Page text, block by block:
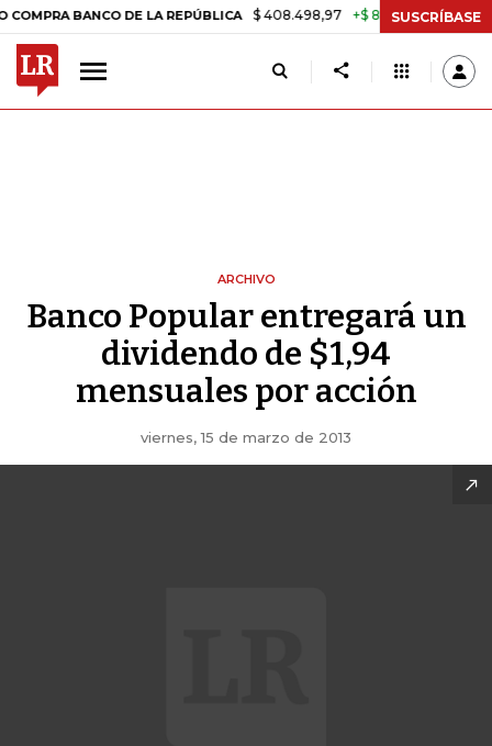
BANCO DE LA REPÚBLICA $ 408.498,97 +$ 8.753,81 +2,19%
SUSCRÍBASE
ARCHIVO
Banco Popular entregará un
dividendo de $1,94
mensuales por acción
viernes, 15 de marzo de 2013